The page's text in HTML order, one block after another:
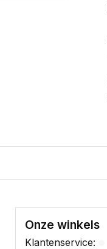
Onze winkels
Klantenservice: